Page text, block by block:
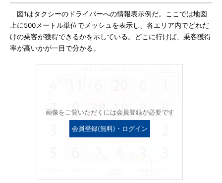
図1はタクシーのドライバーへの情報表示例だ。ここでは地図
上に500メートル単位でメッシュを表示し、各エリア内でどれだ
けの乗客が獲得できるかを示している。どこに行けば、乗客獲得
率が高いかが一目で分かる。
画像をご覧いただくには会員登録が必要です
会員登録(無料)・ログイン